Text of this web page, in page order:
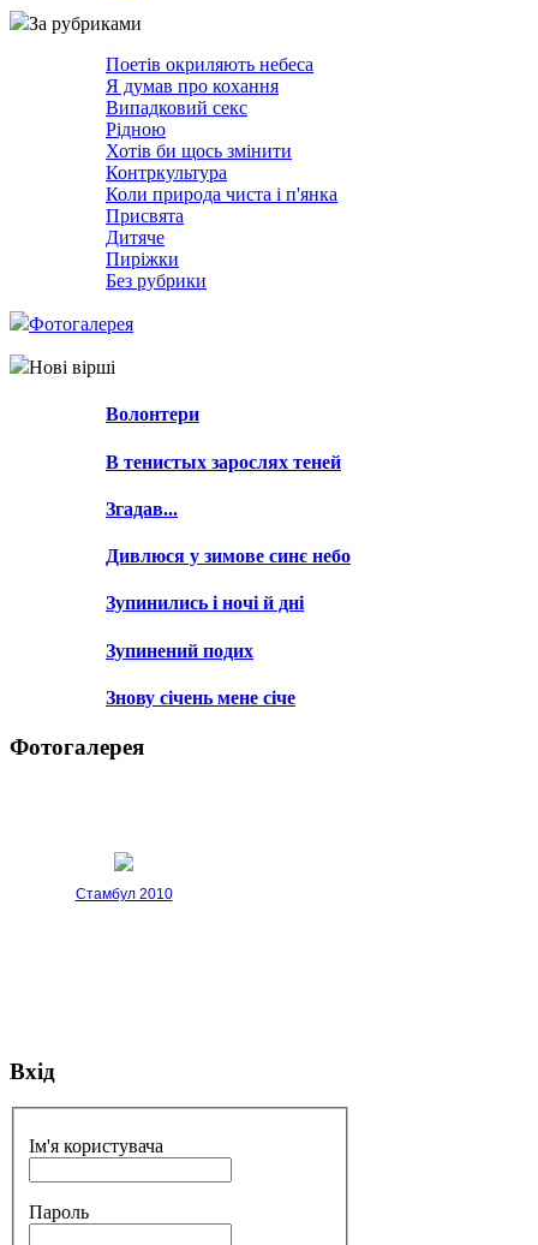
За рубриками
Поетів окриляють небеса
Я думав про кохання
Випадковий секс
Рідною
Хотів би щось змінити
Контркультура
Коли природа чиста і п'янка
Присвята
Дитяче
Пиріжки
Без рубрики
Фотогалерея
Нові вірші
Волонтери
В тенистых зарослях теней
Згадав...
Дивлюся у зимове синє небо
Зупинились і ночі й дні
Зупинений подих
Знову січень мене січе
Фотогалерея
Стамбул 2010
Вхід
Ім'я користувача
Пароль